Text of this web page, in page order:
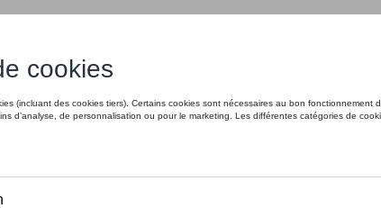
avec les airbags de tête
Ce produit n'est actuellement pas de